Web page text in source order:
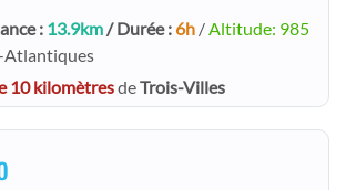
: 13.9km/ Durée : 6h /Altitude: 985
Atlantiques
10 kilomètresdeTrois-Villes